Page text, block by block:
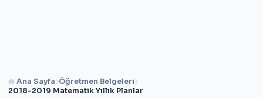
Ana Sayfa Öğretmen Belgeleri
2018-2019 Matematik Yıllık Planlar